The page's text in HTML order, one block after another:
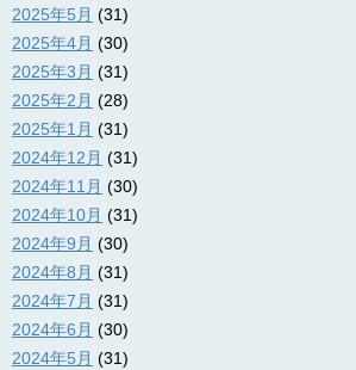
2025年5月 (31)
2025年4月 (30)
2025年3月 (31)
2025年2月 (28)
2025年1月 (31)
2024年12月 (31)
2024年11月 (30)
2024年10月 (31)
2024年9月 (30)
2024年8月 (31)
2024年7月 (31)
2024年6月 (30)
2024年5月 (31)